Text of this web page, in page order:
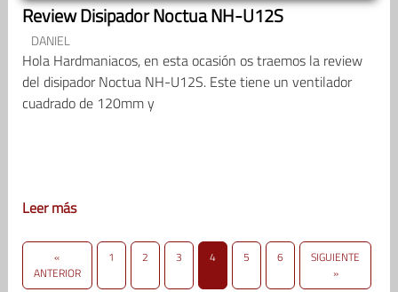
Review Disipador Noctua NH-U12S
DANIEL
Hola Hardmaniacos, en esta ocasión os traemos la review
del disipador Noctua NH-U12S. Este tiene un ventilador
cuadrado de 120mm y
Leer más
«
ANTERIOR
1 2 3 4 5 6
SIGUIENTE
»